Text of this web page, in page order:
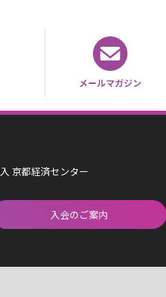
京都経済センター
入会のご案内